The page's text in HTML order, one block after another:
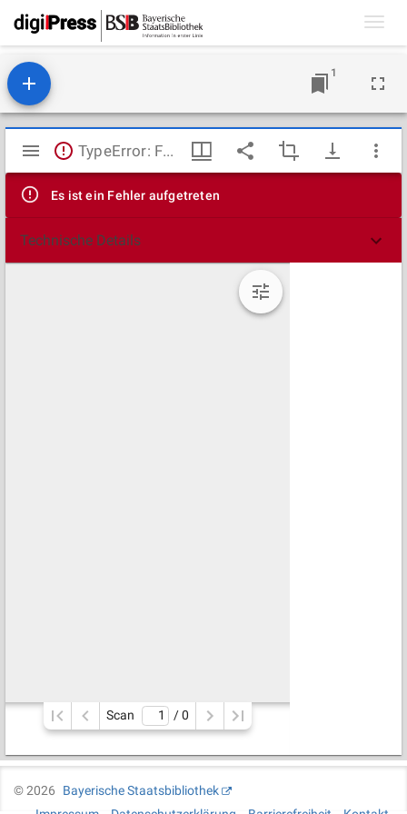
1
Mirador
Viewer
TypeError: Failed to fetch
Es ist ein Fehler aufgetreten
Technische Details
Scan / 0
©2026
Bayerische Staatsbibliothek